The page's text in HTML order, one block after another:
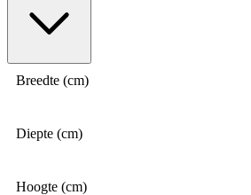
Breedte (cm)
Diepte (cm)
Hoogte (cm)